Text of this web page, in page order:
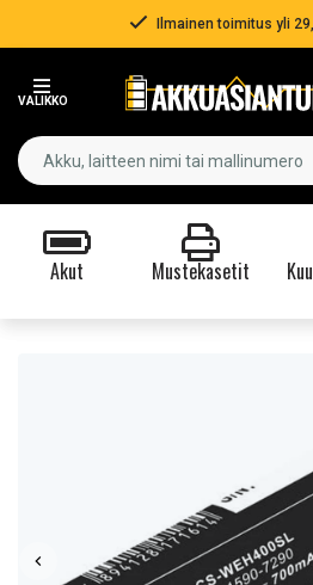
Ilmainen toimitus yli
VALIKKO
Akut Mustekasetit